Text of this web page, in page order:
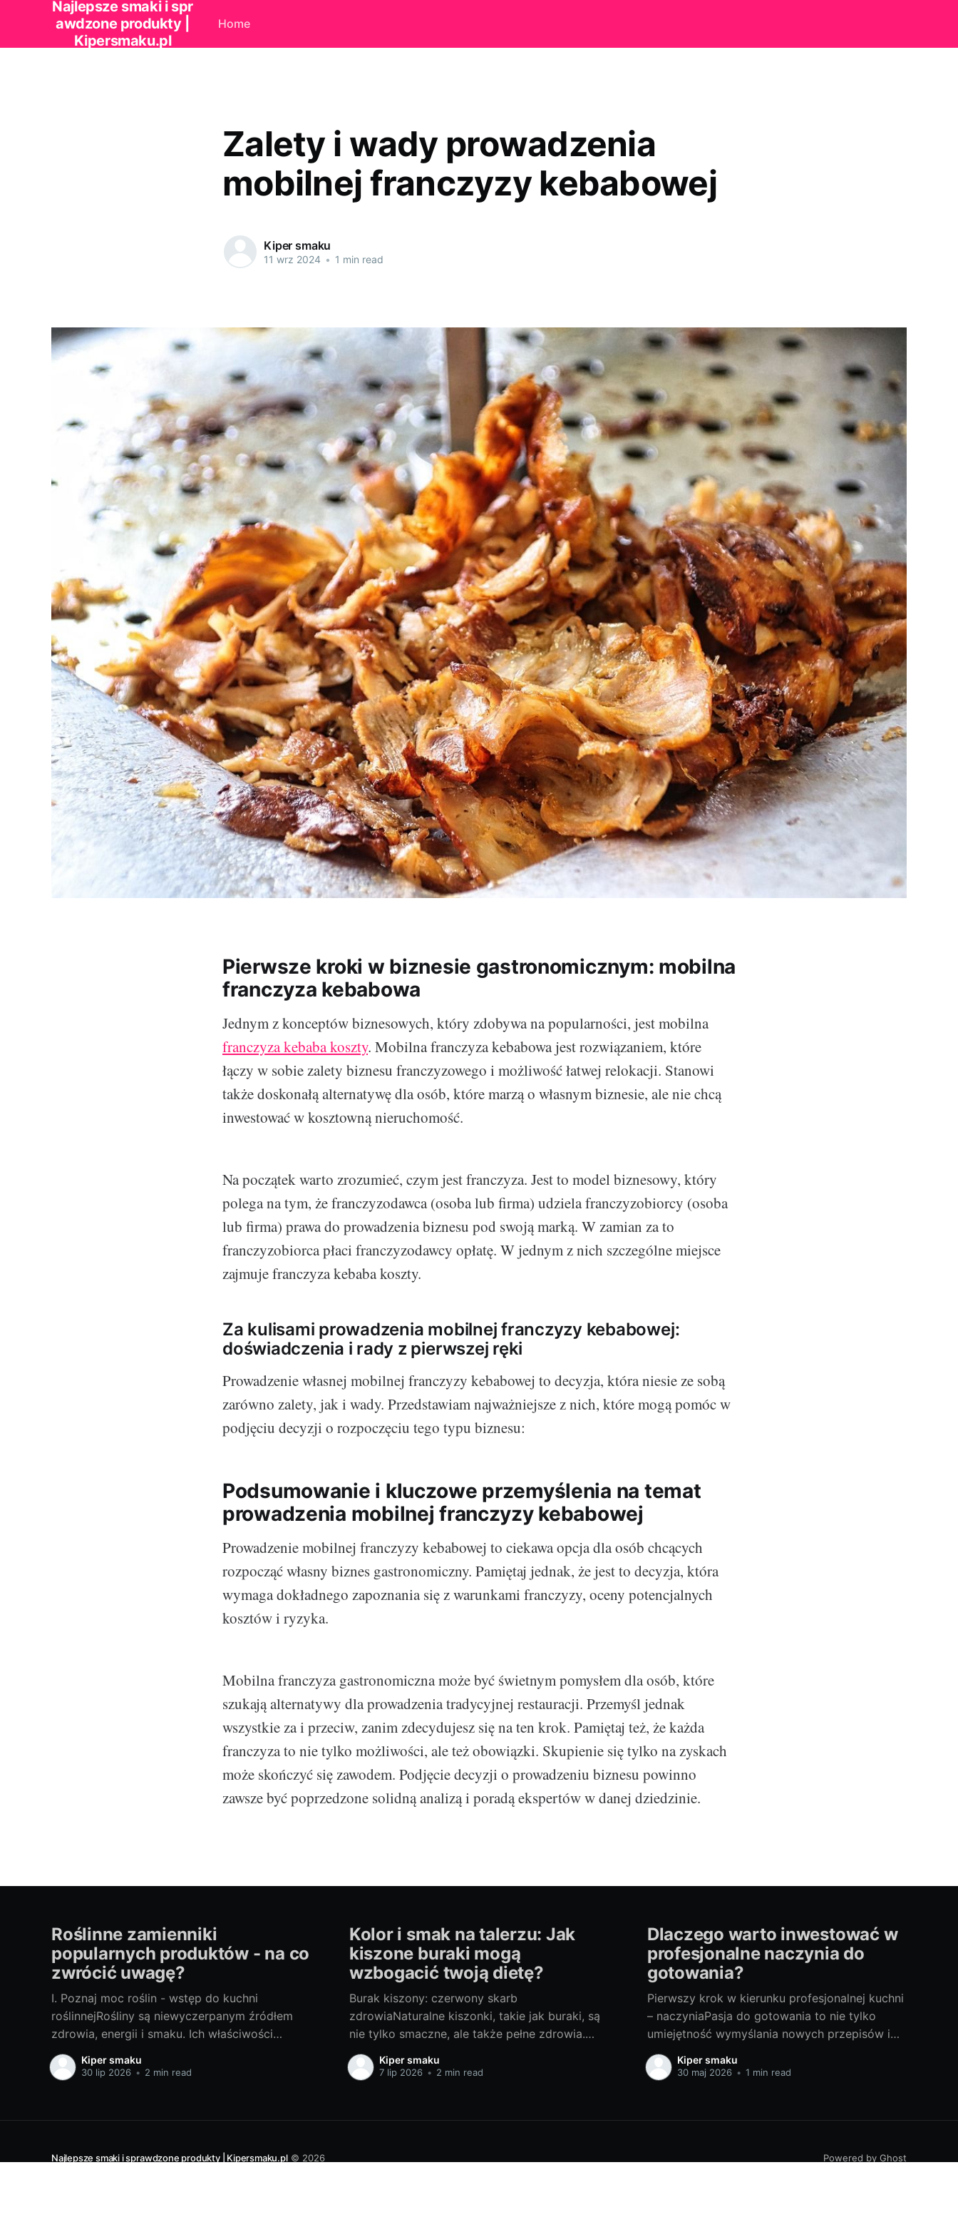
Najlepsze smaki i spr
awdzone produkty |
Kipersmaku.pl
Home
Zalety i wady prowadzenia
mobilnej franczyzy kebabowej
Kiper smaku
11 wrz 2024 • 1 min read
Pierwsze kroki w biznesie gastronomicznym: mobilna
franczyza kebabowa
Jednym z konceptów biznesowych, który zdobywa na popularności, jest mobilna
franczyza kebaba koszty. Mobilna franczyza kebabowa jest rozwiązaniem, które
łączy w sobie zalety biznesu franczyzowego i możliwość łatwej relokacji. Stanowi
także doskonałą alternatywę dla osób, które marzą o własnym biznesie, ale nie chcą
inwestować w kosztowną nieruchomość.
Na początek warto zrozumieć, czym jest franczyza. Jest to model biznesowy, który
polega na tym, że franczyzodawca (osoba lub firma) udziela franczyzobiorcy (osoba
lub firma) prawa do prowadzenia biznesu pod swoją marką. W zamian za to
franczyzobiorca płaci franczyzodawcy opłatę. W jednym z nich szczególne miejsce
zajmuje franczyza kebaba koszty.
Za kulisami prowadzenia mobilnej franczyzy kebabowej:
doświadczenia i rady z pierwszej ręki
Prowadzenie własnej mobilnej franczyzy kebabowej to decyzja, która niesie ze sobą
zarówno zalety, jak i wady. Przedstawiam najważniejsze z nich, które mogą pomóc w
podjęciu decyzji o rozpoczęciu tego typu biznesu:
Podsumowanie i kluczowe przemyślenia na temat
prowadzenia mobilnej franczyzy kebabowej
Prowadzenie mobilnej franczyzy kebabowej to ciekawa opcja dla osób chcących
rozpocząć własny biznes gastronomiczny. Pamiętaj jednak, że jest to decyzja, która
wymaga dokładnego zapoznania się z warunkami franczyzy, oceny potencjalnych
kosztów i ryzyka.
Mobilna franczyza gastronomiczna może być świetnym pomysłem dla osób, które
szukają alternatywy dla prowadzenia tradycyjnej restauracji. Przemyśl jednak
wszystkie za i przeciw, zanim zdecydujesz się na ten krok. Pamiętaj też, że każda
franczyza to nie tylko możliwości, ale też obowiązki. Skupienie się tylko na zyskach
może skończyć się zawodem. Podjęcie decyzji o prowadzeniu biznesu powinno
zawsze być poprzedzone solidną analizą i poradą ekspertów w danej dziedzinie.
Roślinne zamienniki
popularnych produktów - na co
zwrócić uwagę?
I. Poznaj moc roślin - wstęp do kuchni
roślinnejRośliny są niewyczerpanym źródłem
zdrowia, energii i smaku. Ich właściwości
doceniane są nie tylko przez wegan i
wegetarian, ale także przez osoby szukające
których warto zwrócić uwagę na roślinne
Kiper smaku
30 lip 2026 • 2 min read
Kolor i smak na talerzu: Jak
kiszone buraki mogą
wzbogacić twoją dietę?
Burak kiszony: czerwony skarb
zdrowiaNaturalne kiszonki, takie jak buraki, są
nie tylko smaczne, ale także pełne zdrowia.
Charakterystyczny dla nich kwasowy smak i
wyjątkowy aromat kultywują tradycyjne
organizm. Kwas mlekowy, który powstaje
Kiper smaku
7 lip 2026 • 2 min read
Dlaczego warto inwestować w
profesjonalne naczynia do
gotowania?
Pierwszy krok w kierunku profesjonalnej kuchni
– naczyniaPasja do gotowania to nie tylko
umiejętność wymyślania nowych przepisów i
smaków. To także dbałość o każdy, nawet
najmniejszy szczegół procesu
zwłaszcza profesjonalne naczynia do
Kiper smaku
30 maj 2026 • 1 min read
Najlepsze smaki i sprawdzone produkty | Kipersmaku.pl© 2026 Powered by Ghost